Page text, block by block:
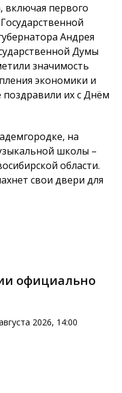
включая первого
Андрея
Думы
значимость
экономики и
поздравили их с Днём
на
школы –
области.
свои двери для
официально
2026, 14:00